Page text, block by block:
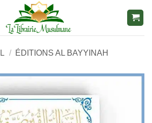
/ ÉDITIONS AL BAYYINAH